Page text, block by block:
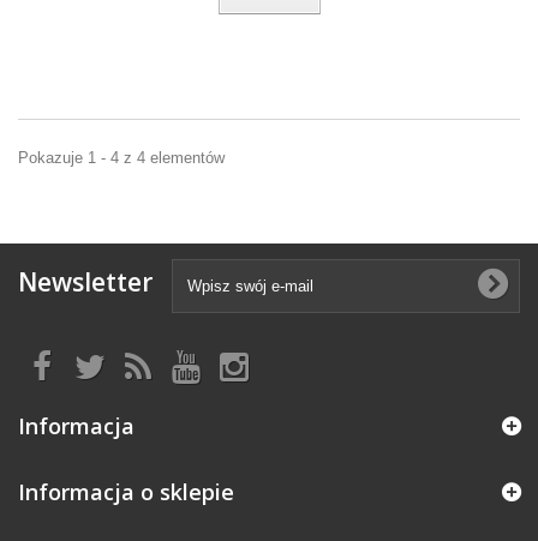
Pokazuje 1 - 4 z 4 elementów
Newsletter
Informacja
Informacja o sklepie